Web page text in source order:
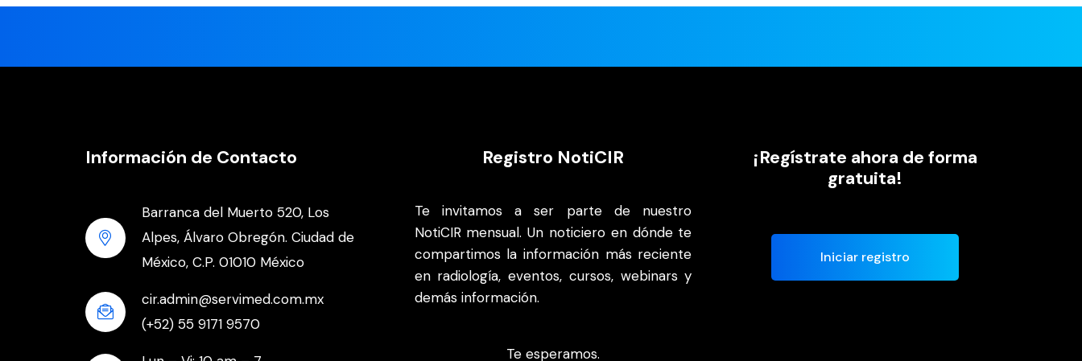
Información de Contacto
Barranca del Muerto 520, Los
Alpes, Álvaro Obregón. Ciudad de
México, C.P. 01010 México
cir.admin@servimed.com.mx
(+52) 55 9171 9570
Registro NotiCIR
Te invitamos a ser parte de nuestro
NotiCIR mensual. Un noticiero en dónde te
compartimos la información más reciente
en radiología, eventos, cursos, webinars y
demás información.
Te esperamos.
¡Regístrate ahora de forma
gratuita!
Iniciar registro